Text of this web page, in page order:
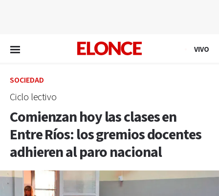
VIVO
SOCIEDAD
Ciclo lectivo
Comienzan hoy las clases en
Entre Ríos: los gremios docentes
adhieren al paro nacional